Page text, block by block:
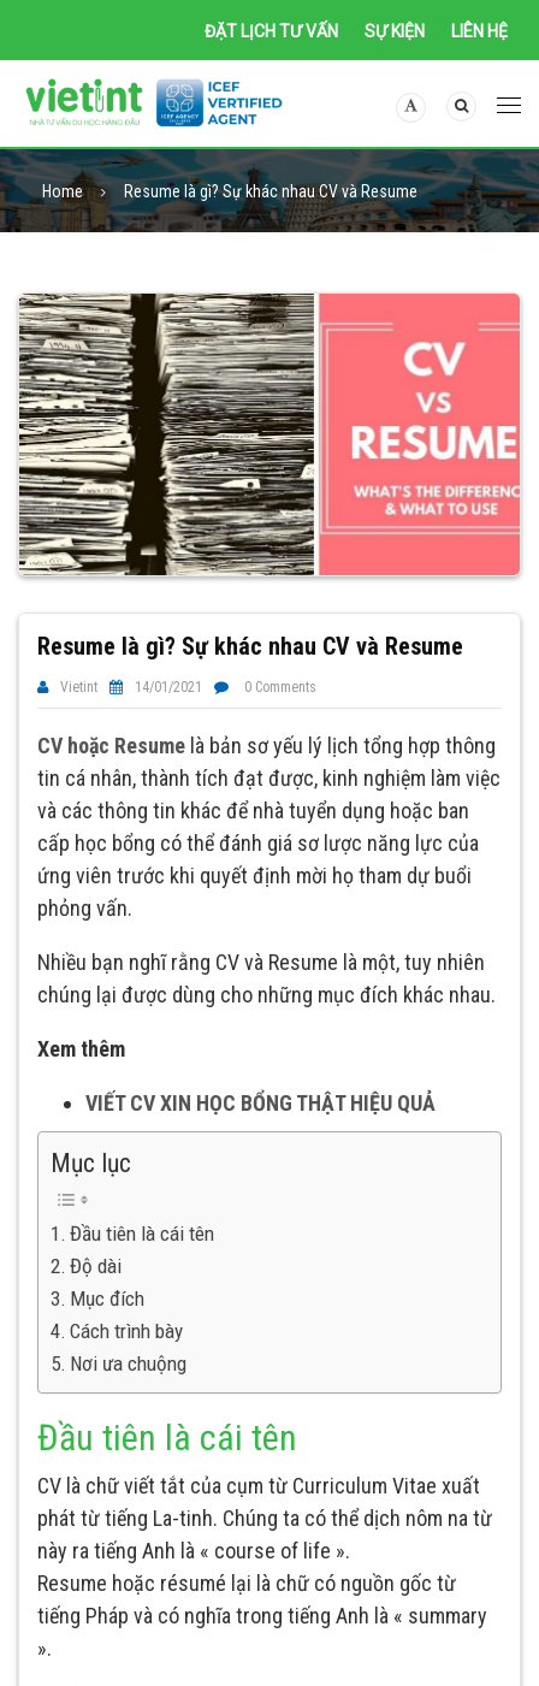
ĐẶT LỊCH TƯ VẤN SỰ KIỆN LIÊN HỆ
Home Resume là gì? Sự khác nhau CV và Resume
Resume là gì? Sự khác nhau CV và Resume
Vietint 14/01/2021 0 Comments
CV hoặc Resume là bản sơ yếu lý lịch tổng hợp thông
tin cá nhân, thành tích đạt được, kinh nghiệm làm việc
và các thông tin khác để nhà tuyển dụng hoặc ban
cấp học bổng có thể đánh giá sơ lược năng lực của
ứng viên trước khi quyết định mời họ tham dự buổi
phỏng vấn.
Nhiều bạn nghĩ rằng CV và Resume là một, tuy nhiên
chúng lại được dùng cho những mục đích khác nhau.
Xem thêm
VIẾT CV XIN HỌC BỔNG THẬT HIỆU QUẢ
Mục lục
Đầu tiên là cái tên
Độ dài
Mục đích
Cách trình bày
Nơi ưa chuộng
Đầu tiên là cái tên
CV là chữ viết tắt của cụm từ Curriculum Vitae xuất
phát từ tiếng La-tinh. Chúng ta có thể dịch nôm na từ
này ra tiếng Anh là « course of life ».
Resume hoặc résumé lại là chữ có nguồn gốc từ
tiếng Pháp và có nghĩa trong tiếng Anh là « summary
».